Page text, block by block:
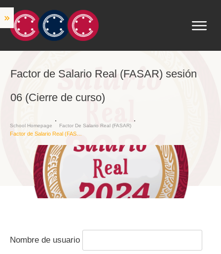
Factor de Salario Real (FASAR) sesión
06 (Cierre de curso)
School Homepage Factor De Salario Real (FASAR)
Nombre de usuario